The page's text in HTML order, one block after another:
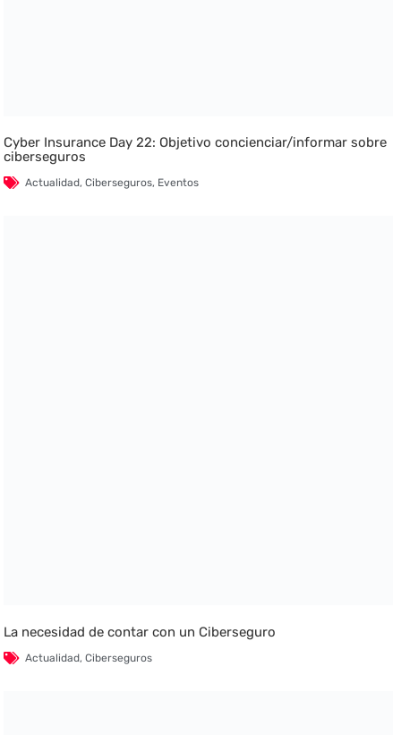
Cyber Insurance Day 22: Objetivo concienciar/informar sobre
ciberseguros
Actualidad,Ciberseguros, Eventos
La necesidad de contar con un Ciberseguro
Actualidad,Ciberseguros